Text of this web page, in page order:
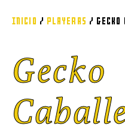
Inicio / Playeras /
Gecko